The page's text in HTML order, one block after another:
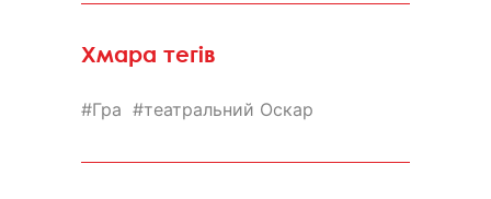
Хмара тегів
Гра театральний Оскар